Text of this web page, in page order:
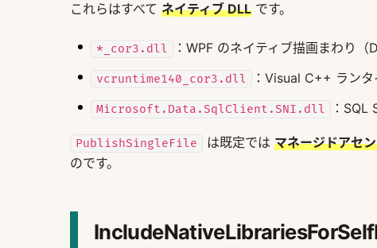
これらはすべて ネイティブ DLL です。
*_cor3.dll ：WPF のネイティブ描画まわり
vcruntime140_cor3.dll ：Visual C++ ランタ
Microsoft.Data.SqlClient.SNI.dll ：SQL
PublishSingleFile は既定では マネージドアセ
のです。